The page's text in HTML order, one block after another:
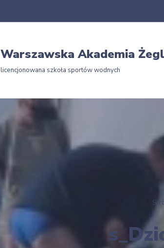
Warszawska Akademia
licencjonowana szkoła sportów wodnych